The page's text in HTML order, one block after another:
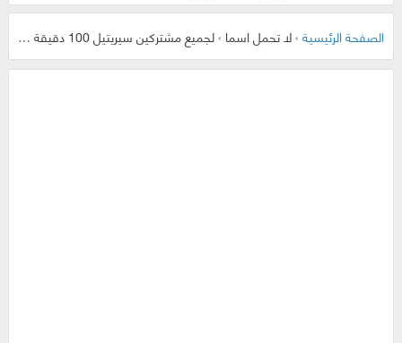
الصفحة الرئيسية›لا تحمل اسما›لجميع مشتركين سيريتيل 100 دقيقة + 100 ميغا مجاناً ..